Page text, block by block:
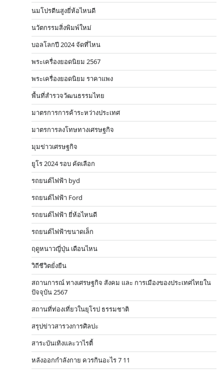
นมโปรตีนสูงยี่ห้อไหนดี
นวัตกรรมสิ่งพิมพ์ใหม่
บอลโลกปี 2024 จัดที่ไหน
พระเครื่องยอดนิยม 2567
พระเครื่องยอดนิยม ราคาแพง
พื้นที่สำรวจวัฒนธรรมไทย
มาตรการการค้าระหว่างประเทศ
มาตรการลงโทษทางเศรษฐกิจ
มุมข่าวเศรษฐกิจ
ยูโร 2024 รอบ คัดเลือก
รถยนต์ไฟฟ้า byd
รถยนต์ไฟฟ้า Ford
รถยนต์ไฟฟ้า ยี่ห้อไหนดี
รถยนต์ไฟฟ้าขนาดเล็ก
ฤดูหนาวญี่ปุ่น เดือนไหน
วิถีชีวิตยั่งยืน
สถานการณ์ ทางเศรษฐกิจ สังคม และ การเมืองของประเทศไทยใน
ปัจจุบัน 2567
สถานที่ท่องเที่ยวในยุโรป ธรรมชาติ
สรุปข่าวสารวงการศิลปะ
สาระบันเทิงและวาไรตี้
หลังออกกําลังกาย ควรกินอะไร 7 11